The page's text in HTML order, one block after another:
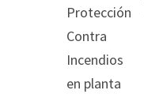
Protección
Contra
Incendios
en planta